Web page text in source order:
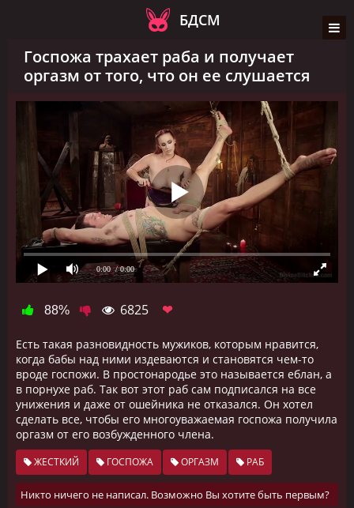
БДСМ
Госпожа трахает раба и получает
оргазм от того, что он ее слушается
0:00 / 0:00
88% 6825 ❤
Есть такая разновидность мужиков, которым нравится,
когда бабы над ними издеваются и становятся чем-то
вроде госпожи. В простонародье это называется еблан, а
в порнухе раб. Так вот этот раб сам подписался на все
унижения и даже от ошейника не отказался. Он хотел
сделать все, чтобы его многоуважаемая госпожа получила
оргазм от его возбужденного члена.
ЖЕСТКИЙ ГОСПОЖА ОРГАЗМ РАБ
Никто ничего не написал. Возможно Вы хотите быть первым?